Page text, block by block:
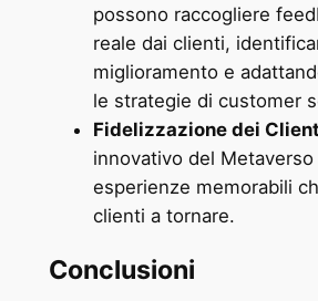
possono raccogliere
reale dai clienti,
miglioramento e
le strategie di customer
Fidelizzazione dei
innovativo del
esperienze memorabili
clienti a tornare.
Conclusioni